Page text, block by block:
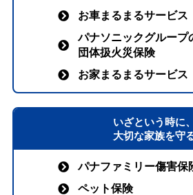
お車まるまるサービス
パナソニックグループ
団体扱火災保険
お家まるまるサービス
いざという時に、
大切な家族を守
パナファミリー傷害保
ペット保険